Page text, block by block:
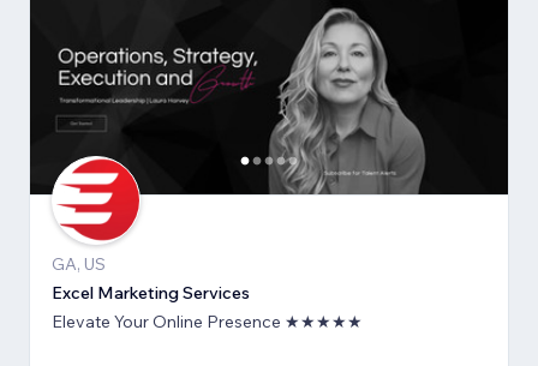
GA, US
Excel Marketing Services
Elevate Your Online Presence ★★★★★